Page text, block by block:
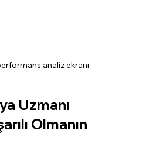
analiz ekranı
Uzmanı
Olmanın